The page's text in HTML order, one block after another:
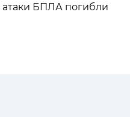
БПЛА погибли